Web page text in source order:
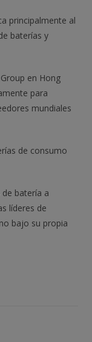
principalmente al
baterías y
en Hong
para
mundiales
de consumo
batería a
líderes de
bajo su propia